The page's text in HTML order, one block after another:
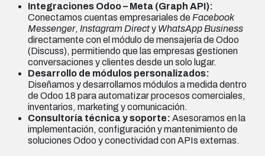
Integraciones Odoo – Meta (Graph API):
Conectamos cuentas empresariales de Facebook
Messenger, Instagram Directy WhatsApp Business
directamente con el módulo de mensajería de Odoo
(Discuss), permitiendo que las empresas gestionen
conversaciones y clientes desde un solo lugar.
Desarrollo de módulos personalizados:
Diseñamos y desarrollamos módulos a medida dentro
de Odoo 18 para automatizar procesos comerciales,
inventarios, marketing y comunicación.
Consultoría técnica y soporte: Asesoramos en la
implementación, configuración y mantenimiento de
soluciones Odoo y conectividad con APIs externas.